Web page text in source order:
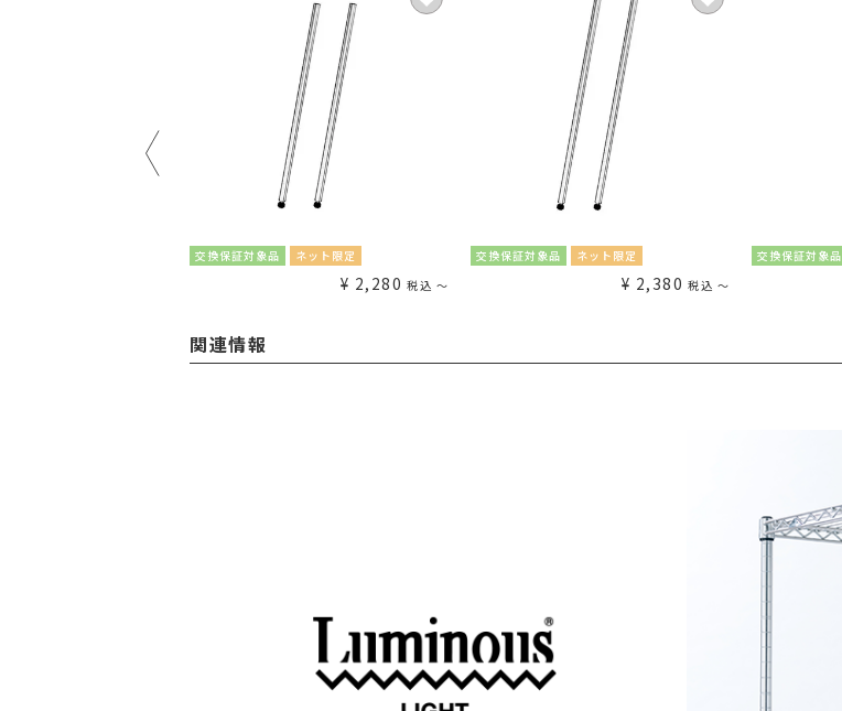
交換保証対象品 ネット限定
¥ 2,280 税込 〜
交換保証対象品 ネット限定
¥ 2,380 税込 〜
交換保証対象品
関連情報